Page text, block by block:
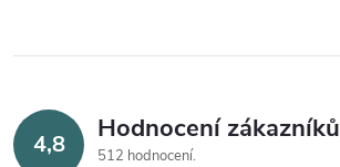
4,8 Hodnocení zákazníků
512 hodnocení